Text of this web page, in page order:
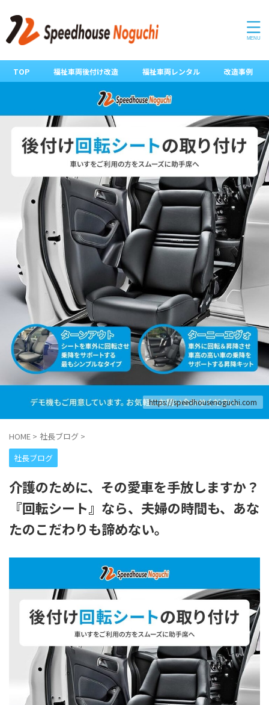
TOP 福祉車両後付け改造 福祉車両レンタル 改造事例
https://speedhousenoguchi.com
HOME > 社長ブログ >
社長ブログ
介護のために、その愛車を手放しますか？
『回転シート』なら、夫婦の時間も、あな
たのこだわりも諦めない。